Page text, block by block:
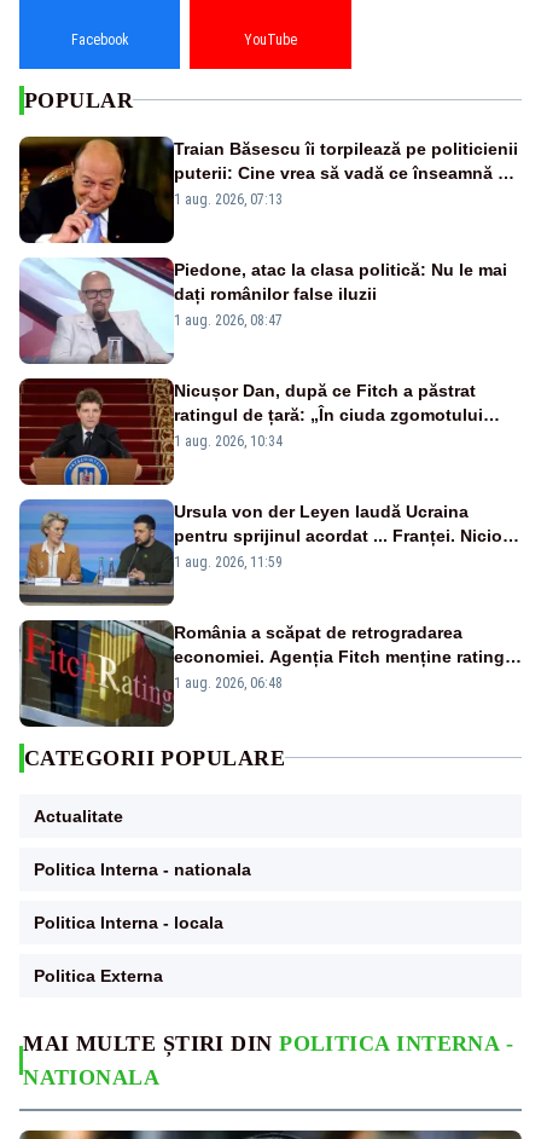
MAI MULTE ȘTIRI DINPOLITICA INTERNA -
NATIONALA
Facebook YouTube
POPULAR
Traian Băsescu îi torpilează pe politicienii
puterii: Cine vrea să vadă ce înseamnă să
fii prost, se uită la România
1 aug. 2026, 07:13
Piedone, atac la clasa politică: Nu le mai
dați românilor false iluzii
1 aug. 2026, 08:47
Nicușor Dan, după ce Fitch a păstrat
ratingul de țară: „În ciuda zgomotului
politic, România funcționează”
1 aug. 2026, 10:34
Ursula von der Leyen laudă Ucraina
pentru sprijinul acordat ... Franței. Nicio
reacție privind ajutorul energetic promis
1 aug. 2026, 11:59
România a scăpat de retrogradarea
economiei. Agenția Fitch menține ratingul
„BBB-” cu perspectivă negativă
1 aug. 2026, 06:48
CATEGORII POPULARE
Actualitate
Politica Interna - nationala
Politica Interna - locala
Politica Externa